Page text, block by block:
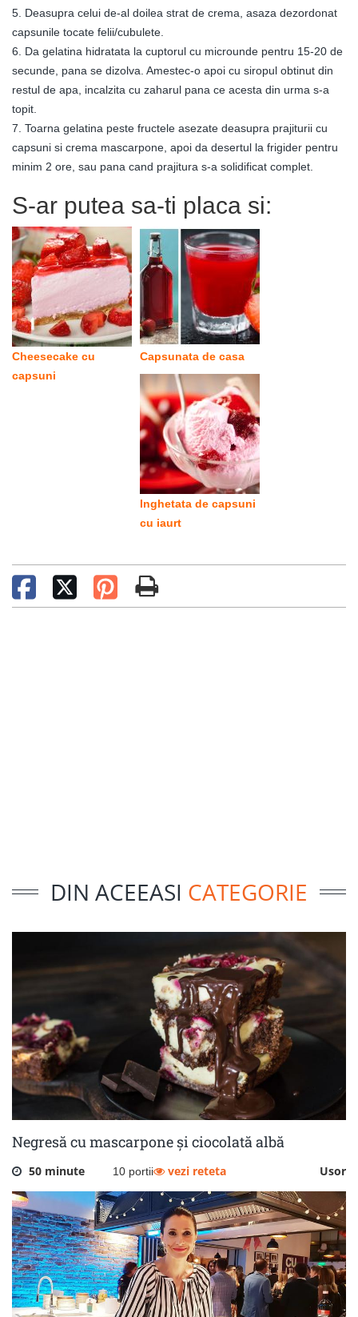
5. Deasupra celui de-al doilea strat de crema, asaza dezordonat
capsunile tocate felii/cubulete.
6. Da gelatina hidratata la cuptorul cu microunde pentru 15-20 de
secunde, pana se dizolva. Amestec-o apoi cu siropul obtinut din
restul de apa, incalzita cu zaharul pana ce acesta din urma s-a
topit.
7. Toarna gelatina peste fructele asezate deasupra prajiturii cu
capsuni si crema mascarpone, apoi da desertul la frigider pentru
minim 2 ore, sau pana cand prajitura s-a solidificat complet.
S-ar putea sa-ti placa si:
Cheesecake cu
capsuni
Capsunata de casa
Inghetata de capsuni
cu iaurt
DIN ACEEASI CATEGORIE
Negresă cu mascarpone și ciocolată albă
50 minute 10 portii Usor
vezi reteta